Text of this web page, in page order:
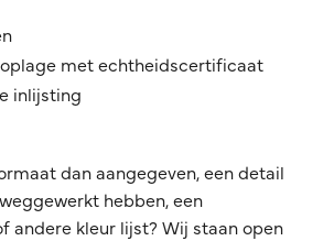
met echtheidscertificaat
inlijsting
dan aangegeven, een detail
hebben, een
andere kleur lijst? Wij staan open